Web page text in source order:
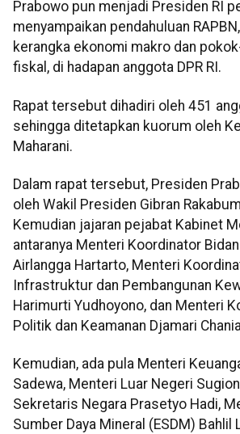
Prabowo pun menjadi Presiden RI
menyampaikan pendahuluan
kerangka ekonomi makro dan
fiskal, di hadapan anggota DPR RI.
Rapat tersebut dihadiri oleh 451
sehingga ditetapkan kuorum oleh
Maharani.
Dalam rapat tersebut, Presiden
oleh Wakil Presiden Gibran
Kemudian jajaran pejabat Kabinet
antaranya Menteri Koordinator
Airlangga Hartarto, Menteri
Infrastruktur dan Pembangunan
Harimurti Yudhoyono, dan Menteri
Politik dan Keamanan Djamari
Kemudian, ada pula Menteri
Sadewa, Menteri Luar Negeri
Sekretaris Negara Prasetyo Hadi,
Sumber Daya Mineral (ESDM) Bahlil